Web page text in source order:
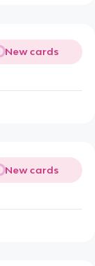
New cards
New cards